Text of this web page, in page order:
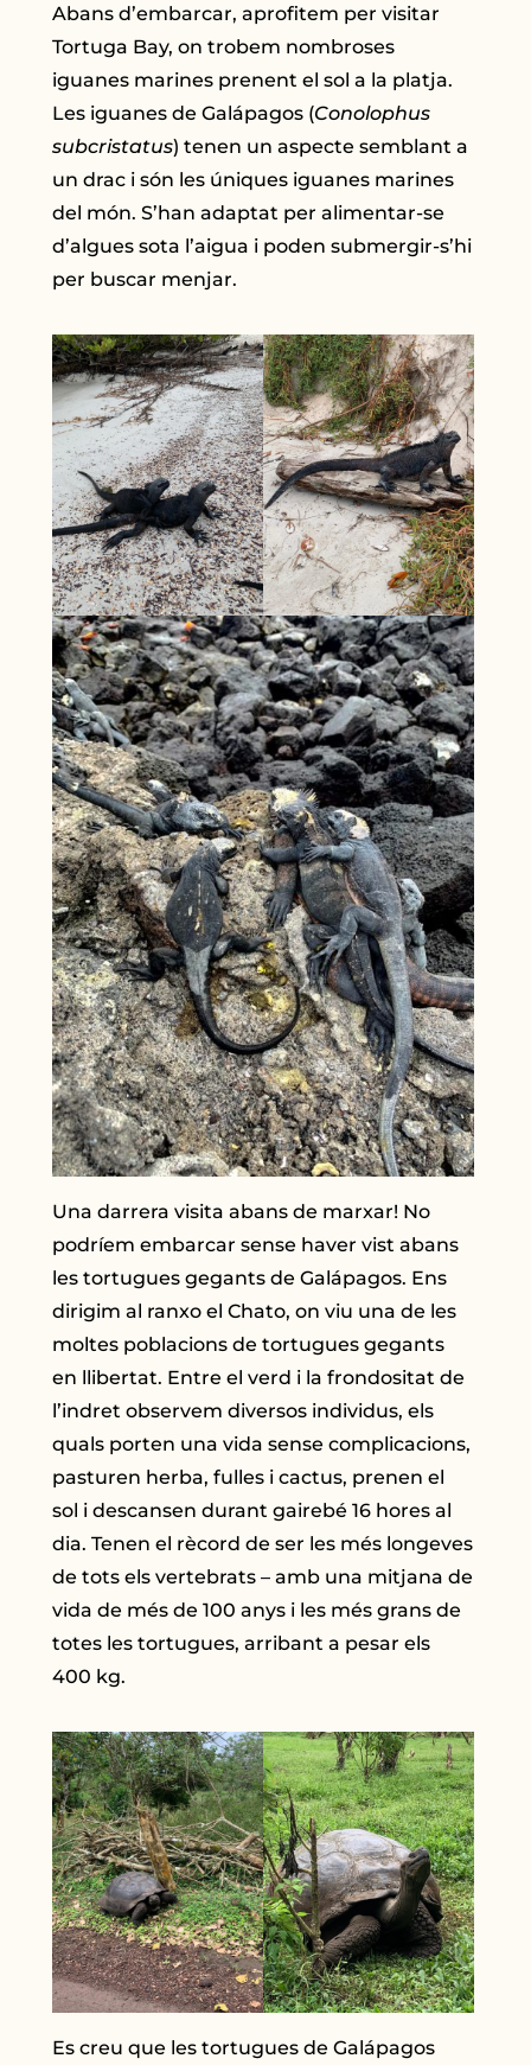
Abans d’embarcar, aprofitem per visitar
Tortuga Bay, on trobem nombroses
iguanes marines prenent el sol a la platja.
Les iguanes de Galápagos (Conolophus
subcristatus) tenen un aspecte semblant a
un drac i són les úniques iguanes marines
del món. S’han adaptat per alimentar-se
d’algues sota l’aigua i poden submergir-s’hi
per buscar menjar.
Una darrera visita abans de marxar! No
podríem embarcar sense haver vist abans
les tortugues gegants de Galápagos. Ens
dirigim al ranxo el Chato, on viu una de les
moltes poblacions de tortugues gegants
en llibertat. Entre el verd i la frondositat de
l’indret observem diversos individus, els
quals porten una vida sense complicacions,
pasturen herba, fulles i cactus, prenen el
sol i descansen durant gairebé 16 hores al
dia. Tenen el rècord de ser les més longeves
de tots els vertebrats – amb una mitjana de
vida de més de 100 anys i les més grans de
totes les tortugues, arribant a pesar els
400 kg.
Es creu que les tortugues de Galápagos